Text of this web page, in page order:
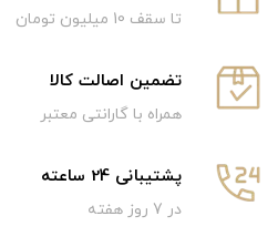
تا سقف 10 میلیون تومان
تضمین اصالت کالا
همراه با گارانتی معتبر
پشتیبانی 24 ساعته
در 7 روز هفته